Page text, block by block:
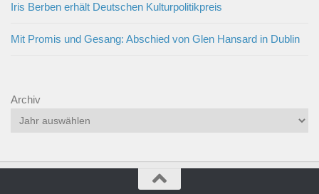
Iris Berben erhält Deutschen Kulturpolitikpreis
Mit Promis und Gesang: Abschied von Glen Hansard in Dublin
Archiv